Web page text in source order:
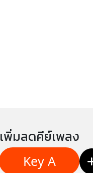
เพิ่มลดคีย์เพลง
Key A